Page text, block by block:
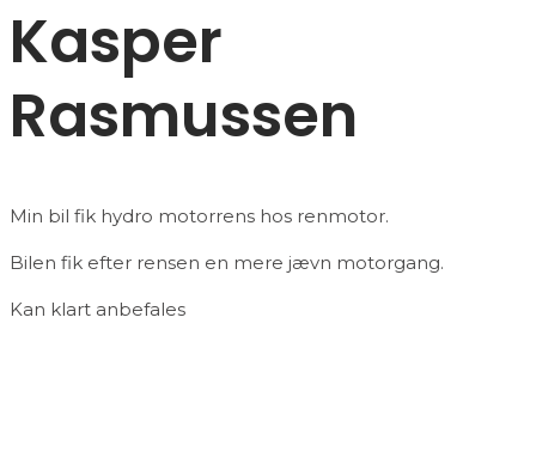
Kasper
Rasmussen
Min bil fik hydro motorrens hos renmotor.
Bilen fik efter rensen en mere jævn motorgang.
Kan klart anbefales